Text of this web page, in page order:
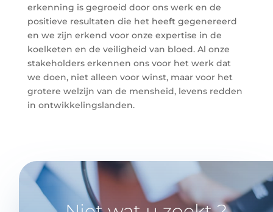
erkenning is gegroeid door ons werk en de
positieve resultaten die het heeft gegenereerd
en we zijn erkend voor onze expertise in de
koelketen en de veiligheid van bloed. Al onze
stakeholders erkennen ons voor het werk dat
we doen, niet alleen voor winst, maar voor het
grotere welzijn van de mensheid, levens redden
in ontwikkelingslanden.